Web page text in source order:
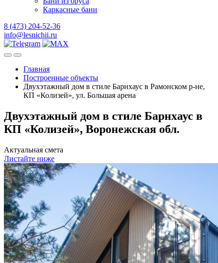
Каркасные бани
8 (473) 204-52-36
info@lesnichii.ru
Главная
Построенные объекты
Двухэтажный дом в стиле Барнхаус в Рамонском р-не,
КП «Колизей», ул. Большая арена
Двухэтажный дом в стиле Барнхаус в
КП «Колизей», Воронежская обл.
Актуальная смета
Листайте ниже